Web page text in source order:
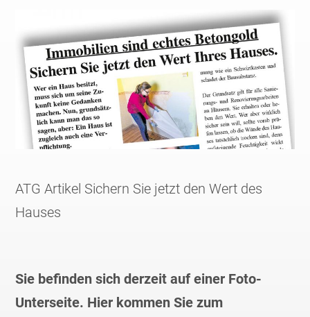
ATG Artikel Sichern Sie jetzt den Wert des
Hauses
Sie befinden sich derzeit auf einer Foto-
Unterseite. Hier kommen Sie zum